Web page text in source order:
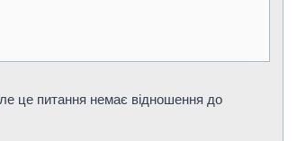
це питання немає відношення до